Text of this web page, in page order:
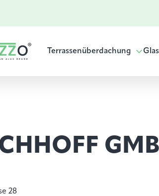
Terrassenüberdachung
28